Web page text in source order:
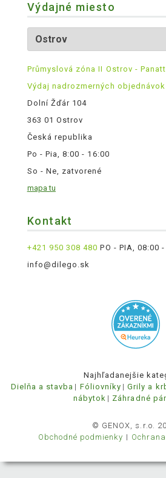
Výdajné miesto
Průmyslová zóna II Ostrov -
Výdaj nadrozmerných objednávok
Dolní Žďár 104
363 01 Ostrov
Česká republika
Po - Pia, 8:00 - 16:00
So - Ne, zatvorené
mapa tu
Kontakt
+421 950 308 480 PO - PIA, 08:00
info@dilego.sk
Najhľadanejšie
Dielňa a stavba
Fóliovníky Grily a
nábytok
Záhradné
© GENOX, s.r.o.
Obchodné podmienky